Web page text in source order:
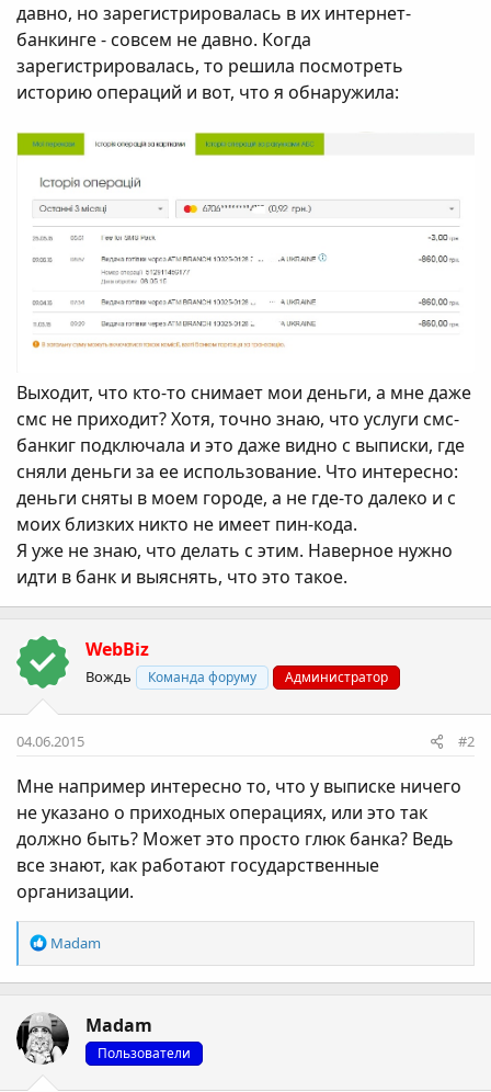
давно, но зарегистрировалась в их интернет-
банкинге - совсем не давно. Когда
зарегистрировалась, то решила посмотреть
историю операций и вот, что я обнаружила:
Выходит, что кто-то снимает мои деньги, а мне даже
смс не приходит? Хотя, точно знаю, что услуги смс-
банкиг подключала и это даже видно с выписки, где
сняли деньги за ее использование. Что интересно:
деньги сняты в моем городе, а не где-то далеко и с
моих близких никто не имеет пин-кода.
Я уже не знаю, что делать с этим. Наверное нужно
идти в банк и выяснять, что это такое.
WebBiz
Вождь Команда форуму Администратор
04.06.2015 #2
Мне например интересно то, что у выписке ничего
не указано о приходных операциях, или это так
должно быть? Может это просто глюк банка? Ведь
все знают, как работают государственные
организации.
Р
е
а
ц
і
ї
Madam
Madam
Пользователи